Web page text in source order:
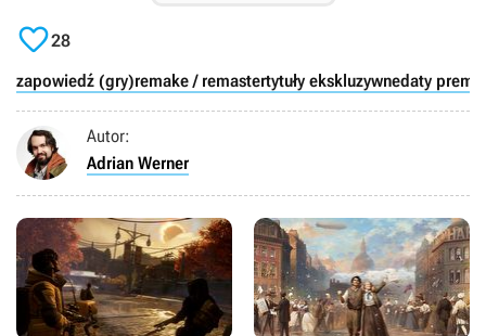
28
zapowiedź (gry)remake / remastertytuły ekskluzywnedaty
Autor:
Adrian Werner